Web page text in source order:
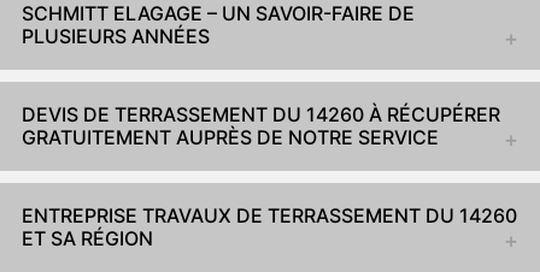
SCHMITT ELAGAGE – UN SAVOIR-FAIRE DE
PLUSIEURS ANNÉES
DEVIS DE TERRASSEMENT DU 14260 À RÉCUPÉRER
GRATUITEMENT AUPRÈS DE NOTRE SERVICE
ENTREPRISE TRAVAUX DE TERRASSEMENT DU 14260
ET SA RÉGION